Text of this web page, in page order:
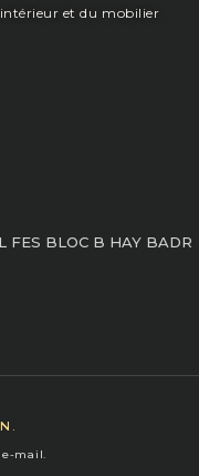
et du mobilier
FES BLOC B HAY BADR
mail.